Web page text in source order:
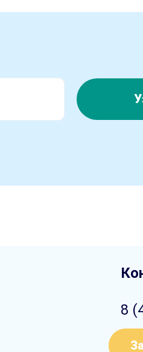
8